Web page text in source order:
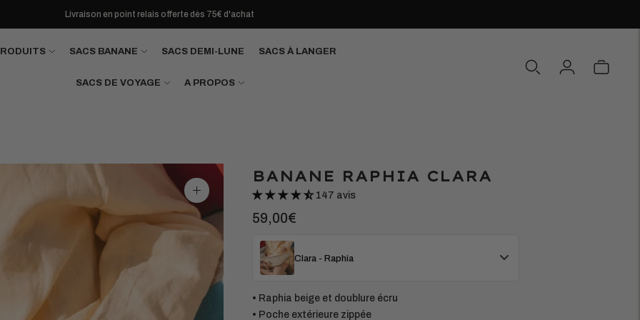
Livraison en point relais offerte dès 75€ d'achat
SACS BANANE SACS DEMI-LUNE SACS À LANGER
SACS DE VOYAGE A PROPOS
Agrandir
l'image
BANANE RAPHIA CLARA
147 avis
59,00€
Clara - Raphia
• Raphia beige et doublure écru
• Poche extérieure zippée